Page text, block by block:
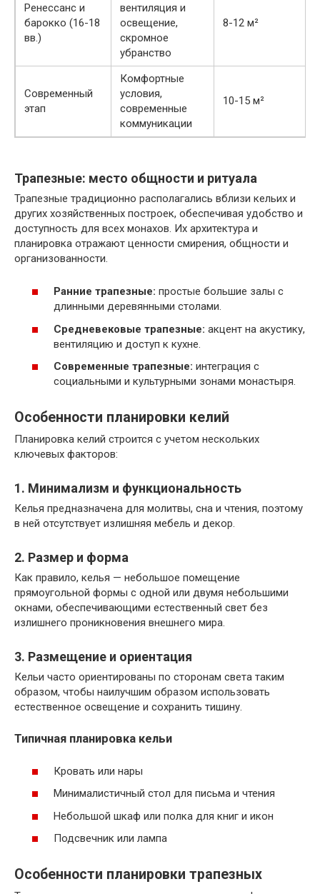
Ренессанс и
барокко (16-18
вв.)
вентиляция и
освещение,
скромное
убранство
8-12 м²
Современный
этап
Комфортные
условия,
современные
коммуникации
10-15 м²
Трапезные: место общности и ритуала
Трапезные традиционно располагались вблизи кельих и
других хозяйственных построек, обеспечивая удобство и
доступность для всех монахов. Их архитектура и
планировка отражают ценности смирения, общности и
организованности.
Ранние трапезные: простые большие залы с
длинными деревянными столами.
Средневековые трапезные: акцент на акустику,
вентиляцию и доступ к кухне.
Современные трапезные: интеграция с
социальными и культурными зонами монастыря.
Особенности планировки келий
Планировка келий строится с учетом нескольких
ключевых факторов:
1. Минимализм и функциональность
Келья предназначена для молитвы, сна и чтения, поэтому
в ней отсутствует излишняя мебель и декор.
2. Размер и форма
Как правило, келья — небольшое помещение
прямоугольной формы с одной или двумя небольшими
окнами, обеспечивающими естественный свет без
излишнего проникновения внешнего мира.
3. Размещение и ориентация
Кельи часто ориентированы по сторонам света таким
образом, чтобы наилучшим образом использовать
естественное освещение и сохранить тишину.
Типичная планировка кельи
Кровать или нары
Минималистичный стол для письма и чтения
Небольшой шкаф или полка для книг и икон
Подсвечник или лампа
Особенности планировки трапезных